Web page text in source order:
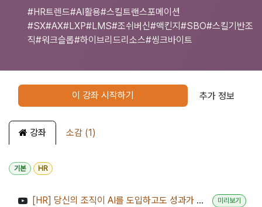
#HR트렌드#AI활용#스킬트랜스포메이션
#SX#AX#LXP#LMS#조쉬버신#맥킨지#SBO#스킬기반조
직#워크슬롭#하이브리드리소스#씽크바이트
이 강좌 시작하기 추가 정보
강좌 소감 (1)
기본 HR
[HR] 당신의 조직이 AI를 도입하고도 성과가 없는 진짜 이유 (feat.워크슬롭) 미리보기